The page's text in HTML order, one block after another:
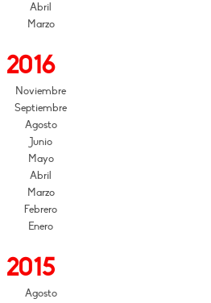
Abril
Marzo
2016
Noviembre
Septiembre
Agosto
Junio
Mayo
Abril
Marzo
Febrero
Enero
2015
Agosto